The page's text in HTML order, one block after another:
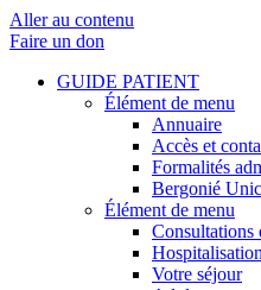
Aller au contenu
Faire un don
GUIDE PATIENT
Élément de menu
Annuaire
Accès et
Formalités
Bergonié
Élément de menu
Consultations
Hospitalisation
Votre séjour